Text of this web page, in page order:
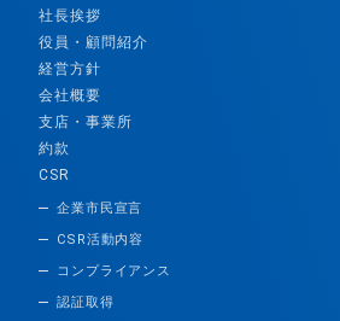
社長挨拶
役員・顧問紹介
経営方針
会社概要
支店・事業所
約款
CSR
企業市民宣言
CSR活動内容
コンプライアンス
認証取得